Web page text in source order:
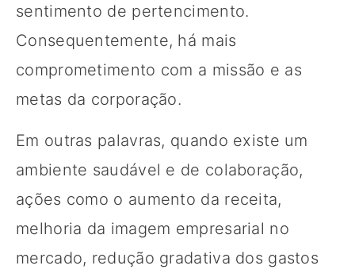
sentimento de pertencimento.
Consequentemente, há mais
comprometimento com a missão e as
metas da corporação.
Em outras palavras, quando existe um
ambiente saudável e de colaboração,
ações como o aumento da receita,
melhoria da imagem empresarial no
mercado, redução gradativa dos gastos